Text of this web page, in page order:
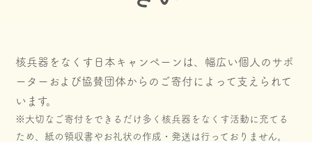
核兵器をなくす日本キャンペーンは、幅広い個人のサポ
ーターおよび協賛団体からのご寄付によって支えられて
います。
※大切なご寄付をできるだけ多く核兵器をなくす活動に充てる
ため、紙の領収書やお礼状の作成・発送は行っておりません。